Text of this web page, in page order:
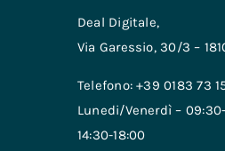
Deal Digitale,
Via Garessio, 30/3 –
Telefono: +39 0183 73
Lunedi/Venerdì –
14:30-18:00